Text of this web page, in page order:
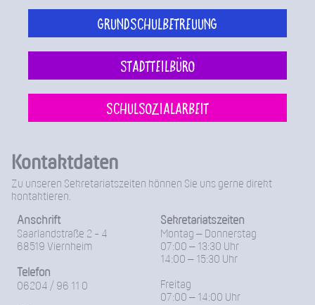
Grundschulbetreuung
Stadtteilbüro
Schulsozialarbeit
Kontaktdaten
Zu unseren Sekretariatszeiten können Sie uns gerne direkt
kontaktieren.
Anschrift
Saarlandstraße 2 - 4
68519 Viernheim
Telefon
06204 / 96 11 0
Sekretariatszeiten
Montag – Donnerstag
07:00 – 13:30 Uhr
14:00 – 15:30 Uhr
Freitag
07:00 – 14:00 Uhr